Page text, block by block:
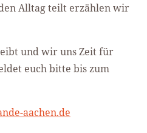
Alltag teilt erzählen wir
und wir uns Zeit für
euch bitte bis zum
aachen.de